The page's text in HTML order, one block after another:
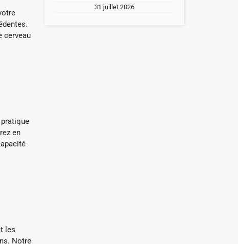
cerveau
en
les
Notre
31 juillet 2026